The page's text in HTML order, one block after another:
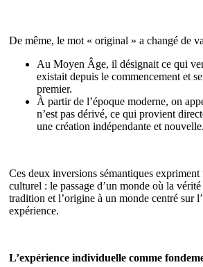
De même, le mot « original » a changé de
Au Moyen Âge, il désignait ce qui
existait depuis le commencement et
premier.
À partir de l’époque moderne, on
n’est pas dérivé, ce qui provient
une création indépendante et nouvelle.
Ces deux inversions sémantiques
culturel : le passage d’un monde où la
tradition et l’origine à un monde centré sur
expérience.
L’expérience individuelle comme